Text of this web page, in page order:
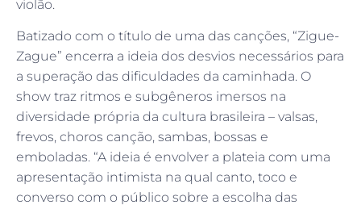
violão.
Batizado com o título de uma das canções, “Zigue-
Zague” encerra a ideia dos desvios necessários para
a superação das dificuldades da caminhada. O
show traz ritmos e subgêneros imersos na
diversidade própria da cultura brasileira – valsas,
frevos, choros canção, sambas, bossas e
emboladas. “A ideia é envolver a plateia com uma
apresentação intimista na qual canto, toco e
converso com o público sobre a escolha das